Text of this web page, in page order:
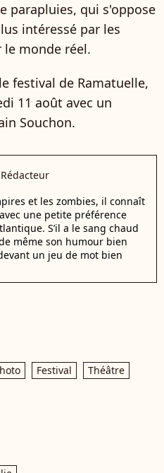
parapluies, qui s'oppose
intéressé par les
le monde réel.
festival de Ramatuelle,
11 août avec un
Souchon.
Rédacteur
et les zombies, il connaît
une petite préférence
S’il a le sang chaud
même son humour bien
un jeu de mot bien
Festival Théâtre